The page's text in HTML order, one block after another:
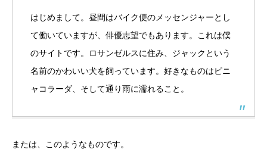
はじめまして。昼間はバイク便のメッセンジャーとし
て働いていますが、俳優志望でもあります。これは僕
のサイトです。ロサンゼルスに住み、ジャックという
名前のかわいい犬を飼っています。好きなものはピニ
ャコラーダ、そして通り雨に濡れること。
または、このようなものです。